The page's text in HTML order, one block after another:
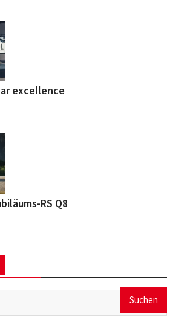
excellence
RS Q8